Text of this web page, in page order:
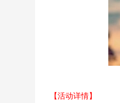
【活动详情】